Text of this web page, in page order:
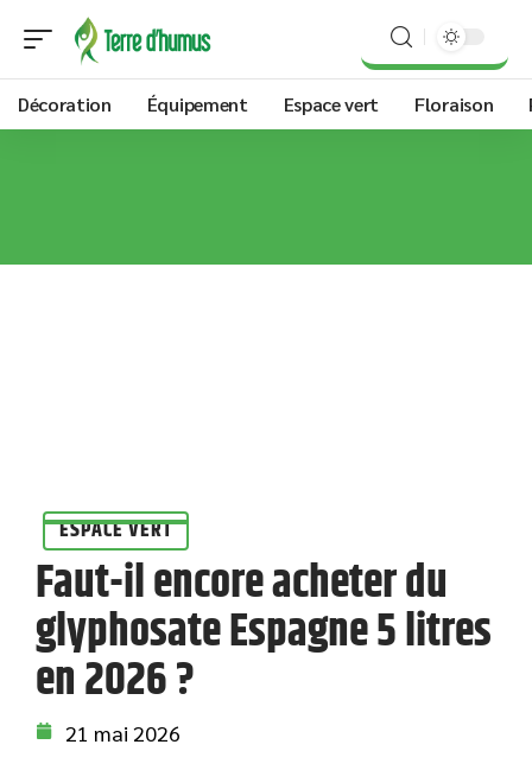
Décoration Équipement Espace vert Floraison
ESPACE VERT
Faut-il encore acheter du
glyphosate Espagne 5 litres
en 2026 ?
21 mai 2026